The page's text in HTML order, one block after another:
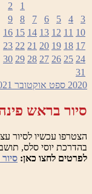
1
2
3
4
5
6
7
8
9
10
11
12
13
14
15
16
17
18
19
20
21
22
23
24
25
26
27
28
29
30
31
2020 ספט אוקטובר 2021
סיור בראש
הצטרפו עכשיו לסיור
בהדרכת יוסי סלס,
לפרטים לחצו כאן: